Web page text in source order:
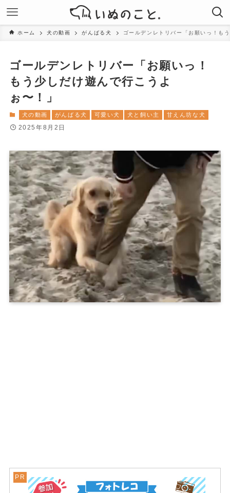
ホーム 犬の動画 がんばる犬 ゴールデンレトリバー「お願いっ！も
ゴールデンレトリバー「お願いっ！
もう少しだけ遊んで行こうよ
ぉ〜！」
犬の動画 がんばる犬 可愛い犬 犬と飼い主 甘えん坊な犬
2025年8月2日